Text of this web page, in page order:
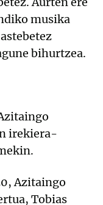
musika
bihurtzea.
irekiera-
Azitaingo
Tobias